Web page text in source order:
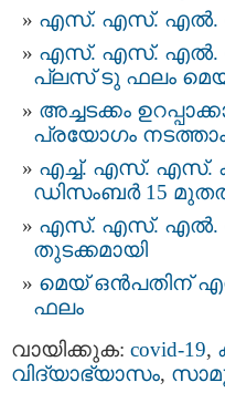
എസ്. എസ്. എൽ.
എസ്. എസ്. എല്‍.
പ്ലസ് ടു ഫലം
അച്ചടക്കം
പ്രയോഗം
എച്ച്. എസ്. എസ്.
ഡിസംബര്‍ 15
എസ്. എസ്. എല്‍.
തുടക്കമായി
മെയ്‌ ഒൻപതിന്‌
ഫലം
വായിക്കുക: covid-19,
വിദ്യാഭ്യാസം,